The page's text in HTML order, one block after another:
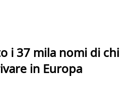
i 37 mila nomi di chi
in Europa